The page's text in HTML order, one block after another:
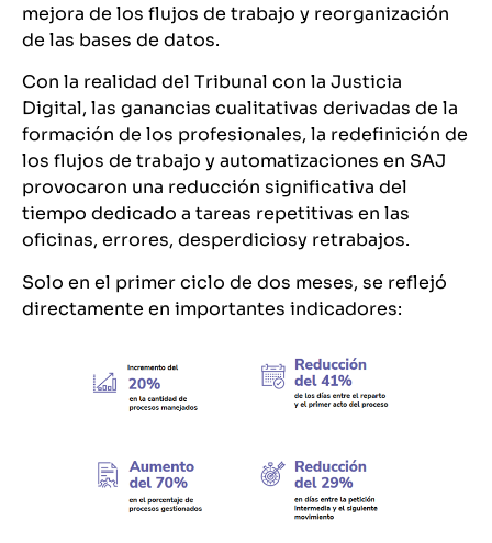
mejora de los flujos de trabajo y reorganización
de las bases de datos.
Con la realidad del Tribunal con la Justicia
Digital, las ganancias cualitativas derivadas de la
formación de los profesionales, la redefinición de
los flujos de trabajo y automatizaciones en SAJ
provocaron una reducción significativa del
tiempo dedicado a tareas repetitivas en las
oficinas, errores, desperdiciosy retrabajos.
Solo en el primer ciclo de dos meses, se reflejó
directamente en importantes indicadores: